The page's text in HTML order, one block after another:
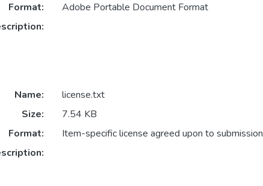
Format:
Adobe Portable Document Format
Name:
license.txt
Size:
7.54 KB
Format:
Item-specific license agreed upon to submission